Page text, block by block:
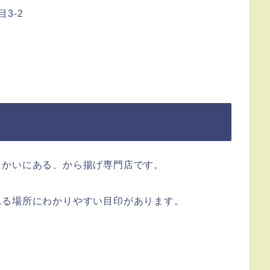
3-2
いにある、から揚げ専門店です。
場所にわかりやすい目印があります。